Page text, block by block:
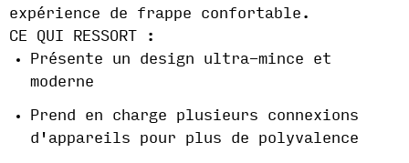
expérience de frappe confortable.
CE QUI RESSORT :
Présente un design ultra-mince et
moderne
Prend en charge plusieurs connexions
d'appareils pour plus de polyvalence